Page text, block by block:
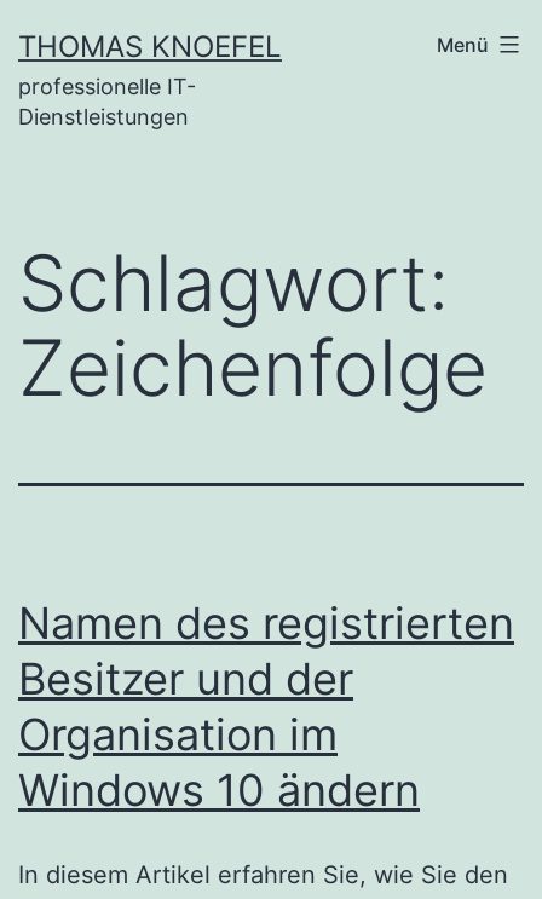
Inhalt
springen
THOMAS KNOEFEL
professionelle IT-
Dienstleistungen
Menü
Schlagwort:
Zeichenfolge
Namen des registrierten
Besitzer und der
Organisation im
Windows 10 ändern
In diesem Artikel erfahren Sie, wie Sie den